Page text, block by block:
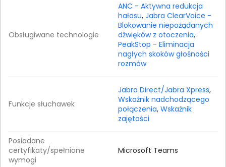
Obsługiwane technologie
ANC - Aktywna redukcja
hałasu, Jabra ClearVoice -
Blokowanie niepożądanych
dźwięków z otoczenia,
PeakStop - Eliminacja
nagłych skoków głośności
rozmów
Funkcje słuchawek
Jabra Direct/Jabra Xpress,
Wskaźnik nadchodzącego
połączenia, Wskaźnik
zajętości
Posiadane
certyfikaty/spełnione
wymogi
Microsoft Teams